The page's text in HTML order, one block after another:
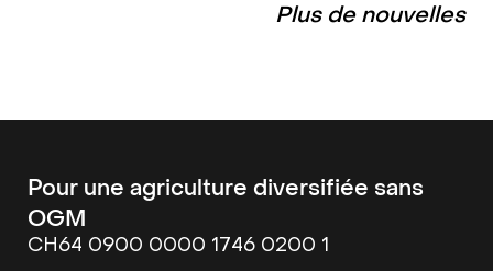
Plus de nouvelles
Pour une agriculture diversifiée sans
OGM
CH64 0900 0000 1746 0200 1